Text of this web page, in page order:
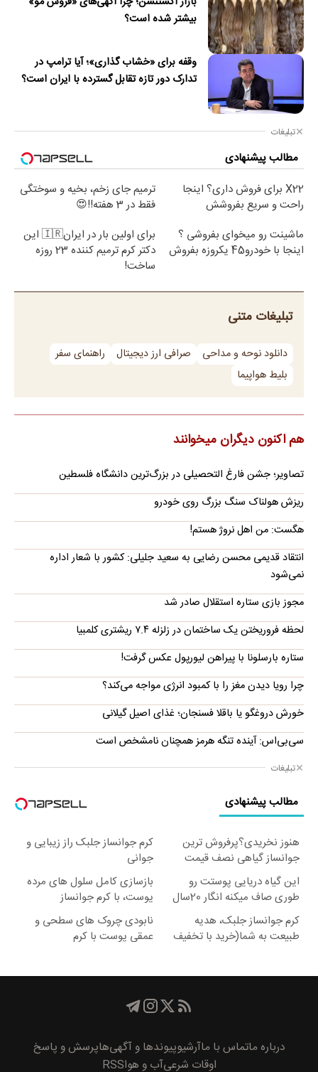
بیشتر شده است؟
وقفه برای «خشاب گذاری»؛ آیا ترامپ در
تدارک دور تازه تقابل گسترده با ایران است؟
تبلیغات
مطالب پیشنهادی
X22 برای فروش داری؟ اینجا
راحت و سریع بفروشش
ترمیم جای زخم، بخیه و سوختگی
فقط در 3 هفته!!😍
ماشینت رو میخوای بفروشی ؟
اینجا با خودرو45 یکروزه بفروش
برای اولین بار در ایران🇮🇷 این
دکتر کرم ترمیم کننده 23 روزه
ساخت!
تبلیغات متنی
دانلود نوحه و مداحی صرافی ارز دیجیتال
راهنمای سفر
بلیط هواپیما
هم اکنون دیگران میخوانند
تصاویر؛ جشن فارغ التحصیلی در بزرگ‌ترین دانشگاه فلسطین
ریزش هولناک سنگ بزرگ روی خودرو
هگست: من اهل نروژ هستم!
انتقاد قدیمی محسن رضایی به سعید جلیلی: کشور با شعار اداره
نمی‌شود
مجوز بازی ستاره استقلال صادر شد
لحظه فروریختن یک ساختمان در زلزله ۷.۴ ریشتری کلمبیا
ستاره بارسلونا با پیراهن لیورپول عکس گرفت!
چرا رویا دیدن مغز را با کمبود انرژی مواجه می‌کند؟
خورش دروغگو یا باقلا فسنجان؛ غذای اصیل گیلانی
سی‌بی‌اس: آینده تنگه هرمز همچنان نامشخص است
تبلیغات
مطالب پیشنهادی
هنوز نخریدی؟پرفروش ترین
جوانساز گیاهی نصف قیمت
کرم جوانساز جلبک راز زیبایی و
جوانی
این گیاه دریایی پوستت رو
طوری صاف میکنه انگار 20سال
جوون شدی
بازسازی کامل سلول های مرده
پوست، با کرم جوانساز
جلبک(50% تخفیف)
کرم جوانساز جلبک، هدیه
طبیعت به شما(خرید با تخفیف
نابودی چروک های سطحی و
عمقی پوست با کرم
درباره ماتماس با ماآرشیوپیوند‌ها و آگهی‌هاپرسش و پاسخ
اوقات شرعیآب و هواRSS